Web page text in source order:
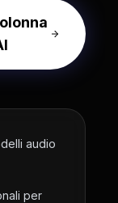
audio
per